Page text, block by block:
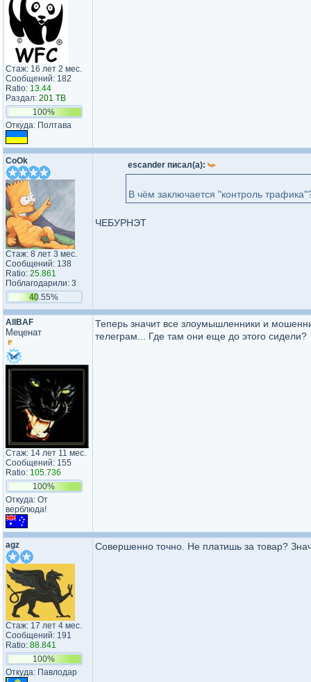
Стаж: 16 лет 2 мес.
Сообщений: 182
Ratio: 13.44
Раздал: 201 TB
100%
Откуда: Полтава
CoOk
Стаж: 8 лет 3 мес.
Сообщений: 138
Ratio: 25.861
Поблагодарили: 3
40.55%
escander писал(а):
В чём заключается "контроль
ЧЕБУРНЭТ
AllBAF
Меценат
Стаж: 14 лет 11 мес.
Сообщений: 155
Ratio: 105.736
100%
Откуда: От
верблюда!
Теперь значит все злоумышленники и
телеграм... Где там они еще до этого сидели?
agz
Стаж: 17 лет 4 мес.
Сообщений: 191
Ratio: 88.841
100%
Откуда: Павлодар
Совершенно точно. Не платишь за товар?